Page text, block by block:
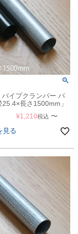
パイプクランパー パ
25.4×長さ1500mm」
¥1,210税込 〜
見る